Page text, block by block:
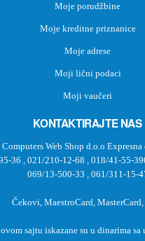
Moje porudžbine
Moje kreditne priznanice
Moje adrese
Moji lični podaci
Moji vaučeri
KONTAKTIRAJTE NAS
Computers Web Shop d.o.o Expresna
36 , 021/210-12-68 , 018/41-55-
069/13-500-33 , 061/311-15-
Čekovi, MaestroCard, MasterCard,
sajtu iskazane su u dinarima sa